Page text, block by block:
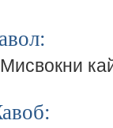
Мисвокни